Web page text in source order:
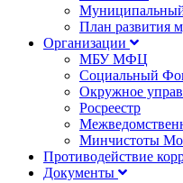
План развития
Организации
МБУ МФЦ
Социальный
Окружное
Росреестр
Минчистоты
Противодействие
Документы